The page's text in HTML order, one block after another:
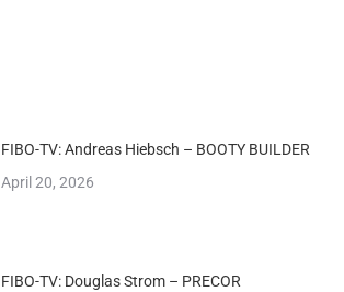
FIBO-TV: Andreas Hiebsch – BOOTY BUILDER
April 20, 2026
FIBO-TV: Douglas Strom – PRECOR